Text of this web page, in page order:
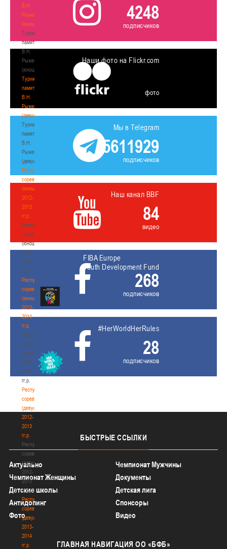
В.Н.
Рыженкова
(юноши)
Турнир
памяти
В.Н.
Рыженкова
(юноши)
Турнир
памяти
В.Н.
Рыженкова
(девушки)
Турнир
памяти
В.Н.
Рыженкова
(девушки)
Республиканские
соревнования
(юноши)
2012-
2013
гг.р.
Республиканские
соревнования
(юноши)
2012-
2013
гг.р.
Республиканские
соревнования
(юноши)
2013-
2014
гг.р.
Республиканские
соревнования
(юноши)
2013-
2014
гг.р.
Республиканские
соревнования
(девушки)
2012-
2013
гг.р.
Республиканские
соревнования
(девушки)
2012-
2013
гг.р.
Республиканские
соревнования
(девушки)
2013-
2014
гг.р.
4248
подписчиков
Наши фото на Flickr.com
фото
Мы в Telegram
5611929
подписчиков
Наш канал BBF
84
видео
FIBA Europe
Youth Development Fund
268
подписчиков
#HerWorldHerRules
28
подписчиков
БЫСТРЫЕ ССЫЛКИ
Актуально
Чемпионат Мужчины
Чемпионат Женщины
Документы
Детские школы
Детская лига
Антидопинг
Спонсоры
Фото
Видео
ГЛАВНАЯ НАВИГАЦИЯ ОО «БФБ»